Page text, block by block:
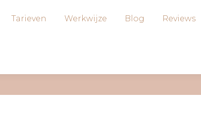
Tarieven Werkwijze Blog Reviews